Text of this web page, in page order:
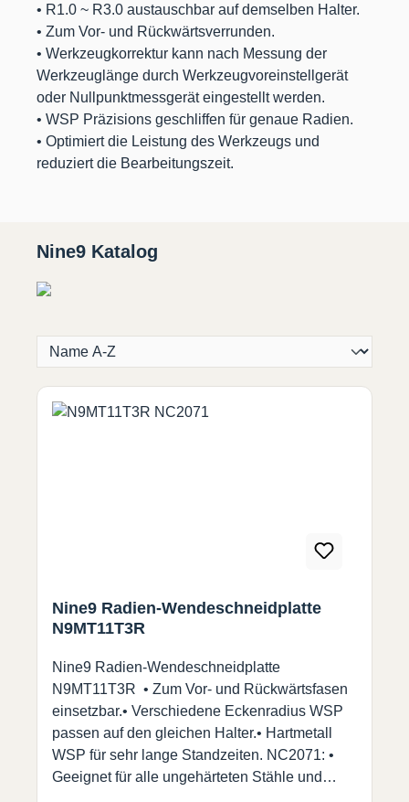
• R1.0 ~ R3.0 austauschbar auf demselben Halter.
• Zum Vor- und Rückwärtsverrunden.
• Werkzeugkorrektur kann nach Messung der
Werkzeuglänge durch Werkzeugvoreinstellgerät
oder Nullpunktmessgerät eingestellt werden.
• WSP Präzisions geschliffen für genaue Radien.
• Optimiert die Leistung des Werkzeugs und
reduziert die Bearbeitungszeit.
Nine9 Katalog
Nine9 Radien-Wendeschneidplatte
N9MT11T3R
Nine9 Radien-Wendeschneidplatte
N9MT11T3R • Zum Vor- und Rückwärtsfasen
einsetzbar.• Verschiedene Eckenradius WSP
passen auf den gleichen Halter.• Hartmetall
WSP für sehr lange Standzeiten. NC2071: •
Geeignet für alle ungehärteten Stähle und